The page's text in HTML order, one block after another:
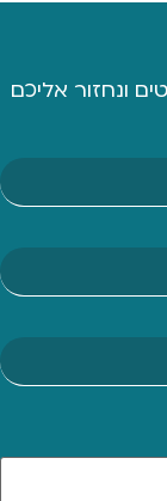
ונחזור אליכם